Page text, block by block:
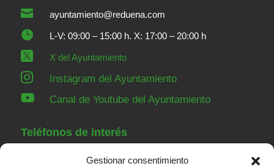
Gestionar consentimiento
 ayuntamiento@reduena.com
 L-V: 09:00 – 15:00 h. X: 17:00 – 20:00 h
 X del Ayuntamiento
 Instagram del Ayuntamiento
 Canal de Youtube del Ayuntamiento
Teléfonos de interés